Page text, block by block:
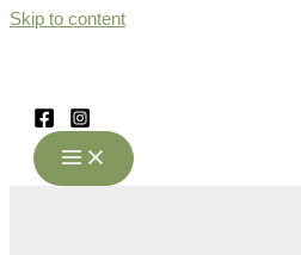
Skip to content